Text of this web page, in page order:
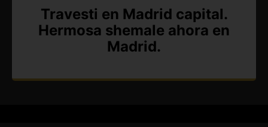
Travesti en Madrid capital.
Hermosa shemale ahora en
Madrid.